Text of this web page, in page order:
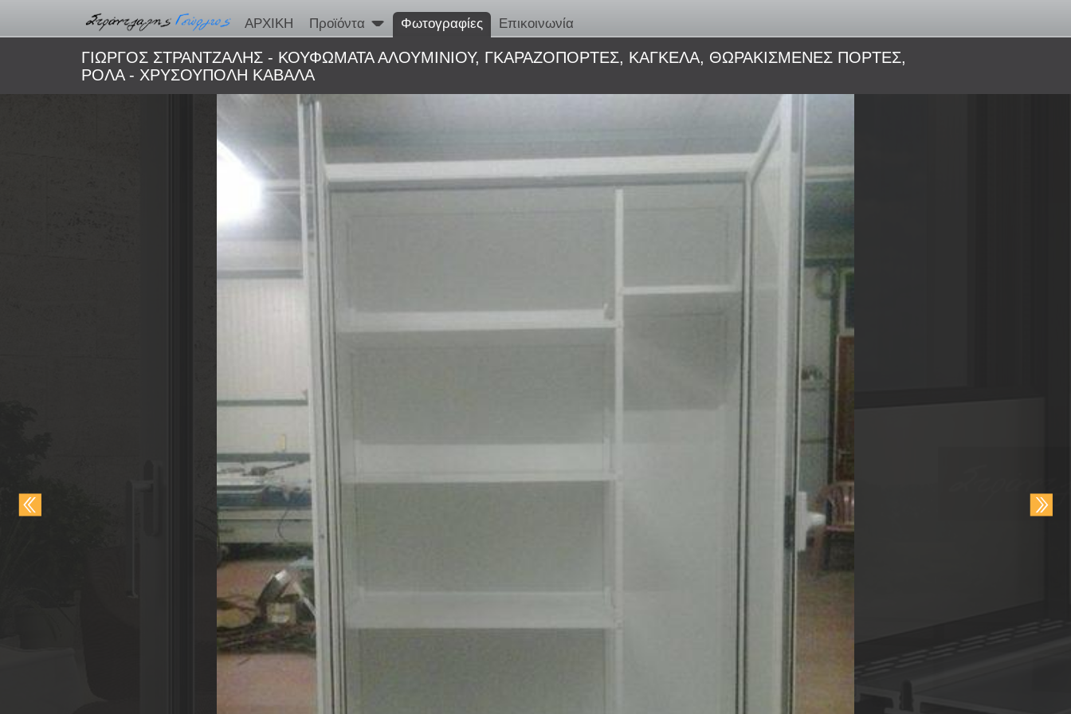
ΑΡΧΙΚΗ Προϊόντα Φωτογραφίες Επικοινωνία
ΓΙΩΡΓΟΣ ΣΤΡΑΝΤΖΑΛΗΣ - ΚΟΥΦΩΜΑΤΑ ΑΛΟΥΜΙΝΙΟΥ, ΓΚΑΡΑΖΟΠΟΡΤΕΣ, ΚΑΓΚΕΛΑ, ΘΩΡΑΚΙΣΜΕΝΕΣ ΠΟΡΤΕΣ,
ΡΟΛΑ - ΧΡΥΣΟΥΠΟΛΗ ΚΑΒΑΛΑ